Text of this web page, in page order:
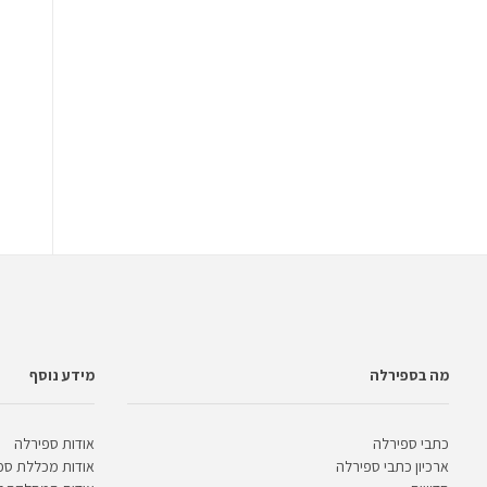
מידע נוסף
אודות ספירלה
אודות מכללת
מה בספירלה
כתבי ספירלה
ארכיון כתבי ספירלה